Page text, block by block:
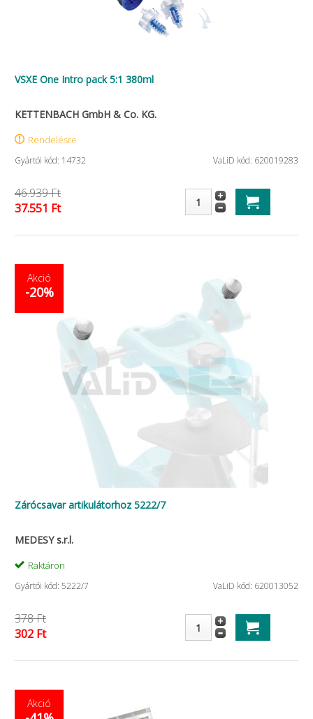
VSXE One Intro pack 5:1 380ml
KETTENBACH GmbH & Co. KG.
Rendelésre
Gyártói kód: 14732 VaLiD kód: 620019283
46.939 Ft
37.551 Ft
Akció
-20%
Zárócsavar artikulátorhoz 5222/7
MEDESY s.r.l.
Raktáron
Gyártói kód: 5222/7 VaLiD kód: 620013052
378 Ft
302 Ft
Akció